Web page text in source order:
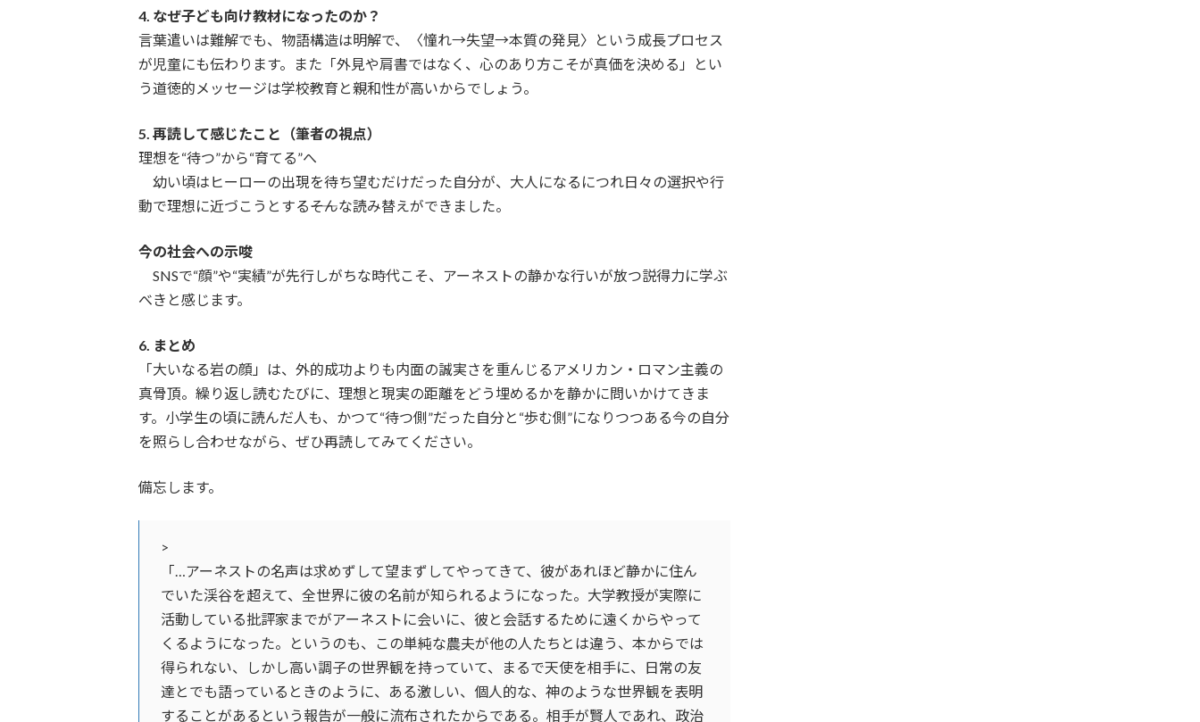
4. なぜ子ども向け教材になったのか？
言葉遣いは難解でも、物語構造は明解で、〈憧れ→失望→本質の発見〉という成長プロセス
が児童にも伝わります。また「外見や肩書ではなく、心のあり方こそが真価を決める」とい
う道徳的メッセージは学校教育と親和性が高いからでしょう。
5. 再読して感じたこと（筆者の視点）
理想を“待つ”から“育てる”へ
幼い頃はヒーローの出現を待ち望むだけだった自分が、大人になるにつれ日々の選択や行
動で理想に近づこうとする――そんな読み替えができました。
今の社会への示唆
SNSで“顔”や“実績”が先行しがちな時代こそ、アーネストの静かな行いが放つ説得力に学ぶ
べきと感じます。
6. まとめ
「大いなる岩の顔」は、外的成功よりも内面の誠実さを重んじるアメリカン・ロマン主義の
真骨頂。繰り返し読むたびに、理想と現実の距離をどう埋めるかを静かに問いかけてきま
す。小学生の頃に読んだ人も、かつて“待つ側”だった自分と“歩む側”になりつつある今の自分
を照らし合わせながら、ぜひ再読してみてください。
備忘します。
>
「…アーネストの名声は求めずして望まずしてやってきて、彼があれほど静かに住ん
でいた渓谷を超えて、全世界に彼の名前が知られるようになった。大学教授が実際に
活動している批評家までがアーネストに会いに、彼と会話するために遠くからやって
くるようになった。というのも、この単純な農夫が他の人たちとは違う、本からでは
得られない、しかし高い調子の世界観を持っていて、まるで天使を相手に、日常の友
達とでも語っているときのように、ある激しい、個人的な、神のような世界観を表明
することがあるという報告が一般に流布されたからである。相手が賢人であれ、政治